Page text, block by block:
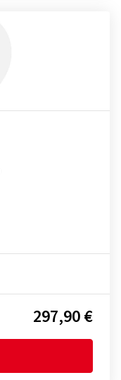
297,90 €